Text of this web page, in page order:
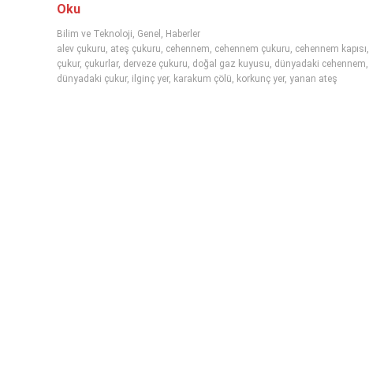
Oku
Bilim ve Teknoloji, Genel , Haberler
alev çukuru, ateş çukuru, cehennem, cehennem çukuru, cehennem kapısı,
çukur, çukurlar, derveze çukuru, doğal gaz kuyusu, dünyadaki cehennem,
dünyadaki çukur, ilginç yer, karakum çölü, korkunç yer, yanan ateş